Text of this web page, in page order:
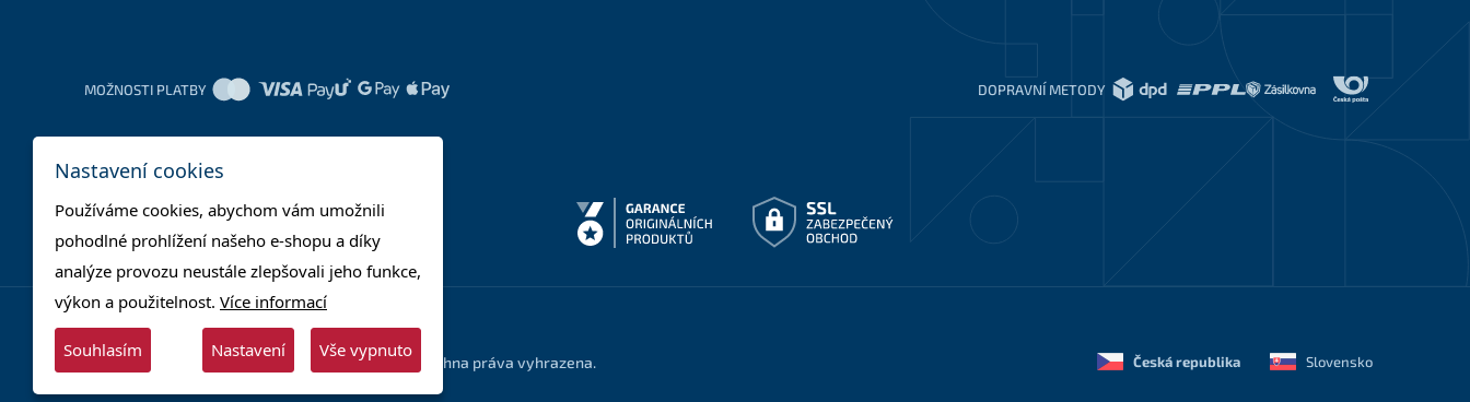
MOŽNOSTI PLATBY DOPRAVNÍ METODY
© 2025 - Supera Store s.r.o. - Všechna práva vyhrazena. Česká republika Slovensko
Nastavení cookies
Používáme cookies, abychom vám umožnili
pohodlné prohlížení našeho e-shopu a díky
analýze provozu neustále zlepšovali jeho funkce,
výkon a použitelnost. Více informací
Souhlasím Nastavení Vše vypnuto